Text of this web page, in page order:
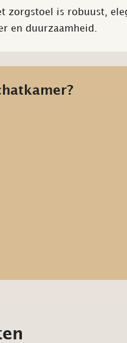
zorgstoel is robuust,
en duurzaamheid.